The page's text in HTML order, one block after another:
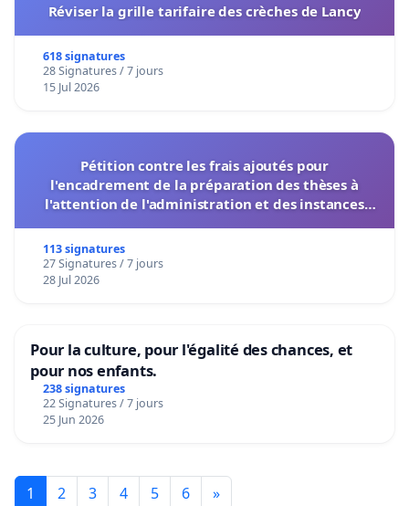
Réviser la grille tarifaire des crèches de Lancy
618 signatures
28 Signatures / 7 jours
15 Jul 2026
Pétition contre les frais ajoutés pour
l'encadrement de la préparation des thèses à
l'attention de l'administration et des instances
113 signatures
27 Signatures / 7 jours
28 Jul 2026
Pour la culture, pour l'égalité des chances, et
pour nos enfants.
238 signatures
22 Signatures / 7 jours
25 Jun 2026
1 2 3 4 5 6 »